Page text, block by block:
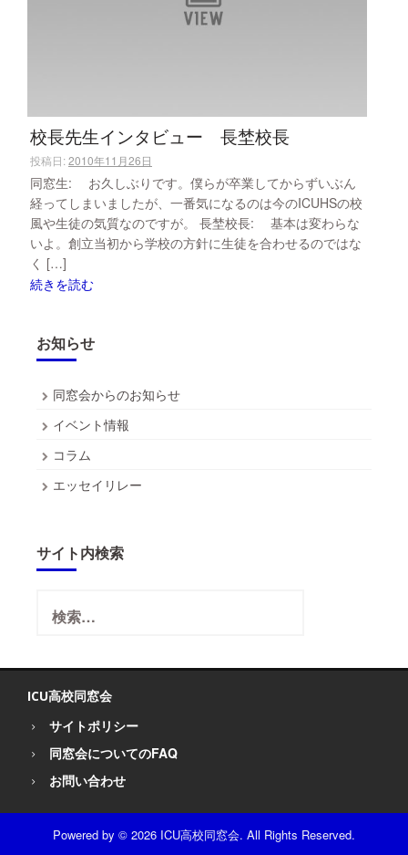
校長先生インタビュー 長埜校長
投稿日:2010年11月26日
同窓生: お久しぶりです。僕らが卒業してからずいぶん
経ってしまいましたが、一番気になるのは今のICUHSの校
風や生徒の気質なのですが。 長埜校長: 基本は変わらな
いよ。創立当初から学校の方針に生徒を合わせるのではな
く […]
続きを読む
お知らせ
同窓会からのお知らせ
イベント情報
コラム
エッセイリレー
サイト内検索
索:
ICU高校同窓会
サイトポリシー
同窓会についてのFAQ
お問い合わせ
Powered by © 2026 ICU高校同窓会. All Rights Reserved.